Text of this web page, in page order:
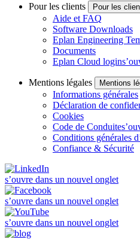
Pour les clients Pour les
Aide et FAQ
Software Downloads
Eplan Engineering
Documents
Eplan Cloud login
Mentions légales Mentions
Informations générales
Déclaration de
Cookies
Code de Conduite
Conditions générales
Confiance & Sécurité
s’ouvre dans un nouvel onglet
s’ouvre dans un nouvel onglet
s’ouvre dans un nouvel onglet